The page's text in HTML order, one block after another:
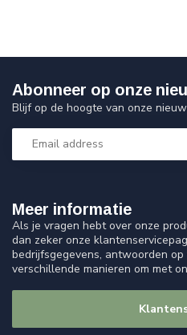
Meer informatie
Als je vragen hebt over onze
dan zeker onze
bedrijfsgegevens, antwoorden
verschillende manieren om met
Abonneer op onze
Blijf op de hoogte van onze